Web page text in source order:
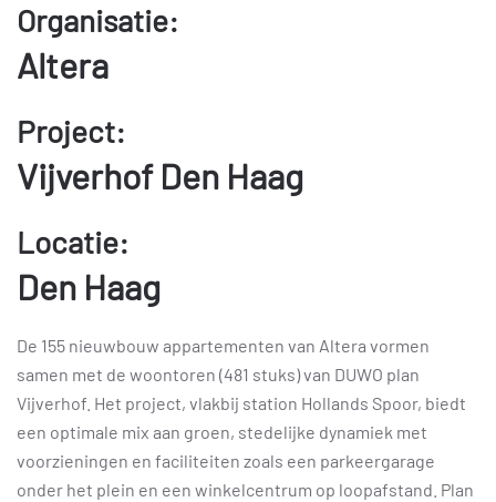
Organisatie:
Altera
Project:
Vijverhof Den Haag
Locatie:
Den Haag
De 155 nieuwbouw appartementen van Altera vormen
samen met de woontoren (481 stuks) van DUWO plan
Vijverhof. Het project, vlakbij station Hollands Spoor, biedt
een optimale mix aan groen, stedelijke dynamiek met
voorzieningen en faciliteiten zoals een parkeergarage
onder het plein en een winkelcentrum op loopafstand. Plan